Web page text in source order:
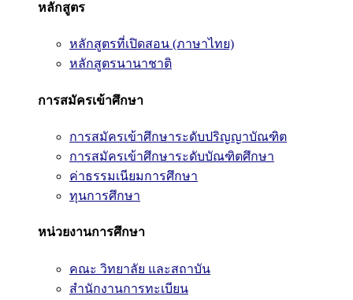
หลักสูตร
หลักสูตรที่เปิดสอน (ภาษาไทย)
หลักสูตรนานาชาติ
การสมัครเข้าศึกษา
การสมัครเข้าศึกษาระดับปริญญาบัณฑิต
การสมัครเข้าศึกษาระดับบัณฑิตศึกษา
ค่าธรรมเนียมการศึกษา
ทุนการศึกษา
หน่วยงานการศึกษา
คณะ วิทยาลัย และสถาบัน
สำนักงานการทะเบียน